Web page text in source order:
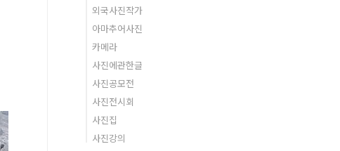
외국사진작가
아마추어사진
카메라
사진에관한글
사진공모전
사진전시회
사진집
사진강의